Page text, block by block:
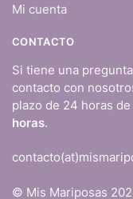
Mi cuenta
CONTACTO
Si tiene una
contacto con
plazo de 24 horas
horas.
© Mis Mariposas